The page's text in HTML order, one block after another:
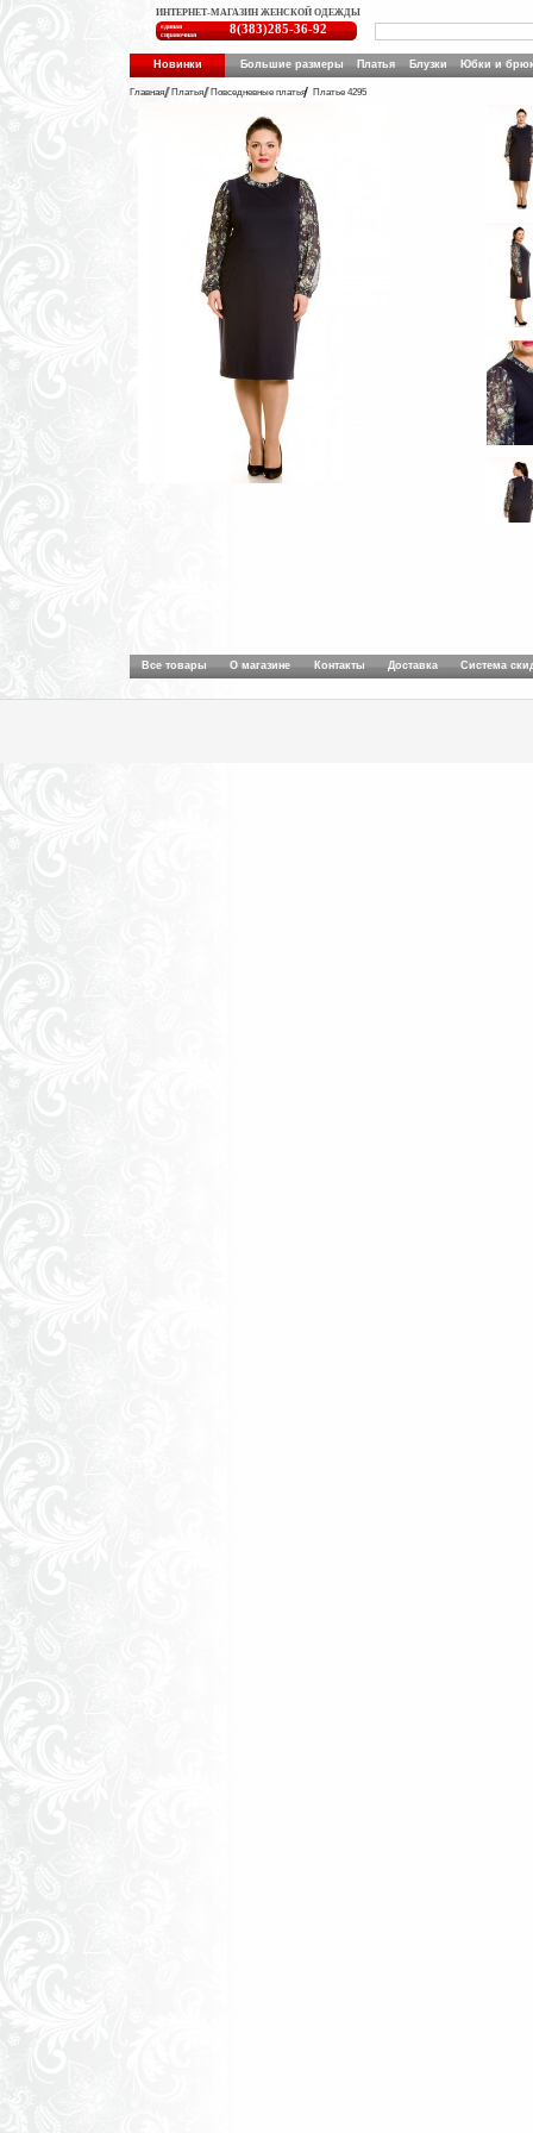
ИНТЕРНЕТ-МАГАЗИН ЖЕНСКОЙ ОДЕЖДЫ
единая
справочная
8(383)285-36-92
Новинки Большие размеры Платья Блузки Юбки и
Главная Платья Повседневные платья Платье 4295
Все товары О магазине Контакты Доставка Система